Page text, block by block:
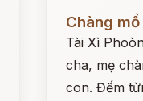
Chàng
Tài Xì
cha, mẹ
con. Đếm